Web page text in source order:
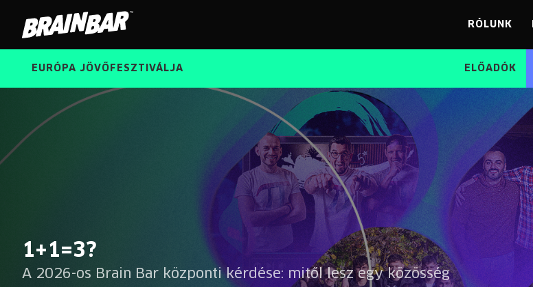
Bar
RÓLUNK
EURÓPA JÖVŐFESZTIVÁLJA ELŐADÓK
Brain
Bar
1+1=3?
A 2026-os Brain Bar központi kérdése: mitől lesz egy közösség